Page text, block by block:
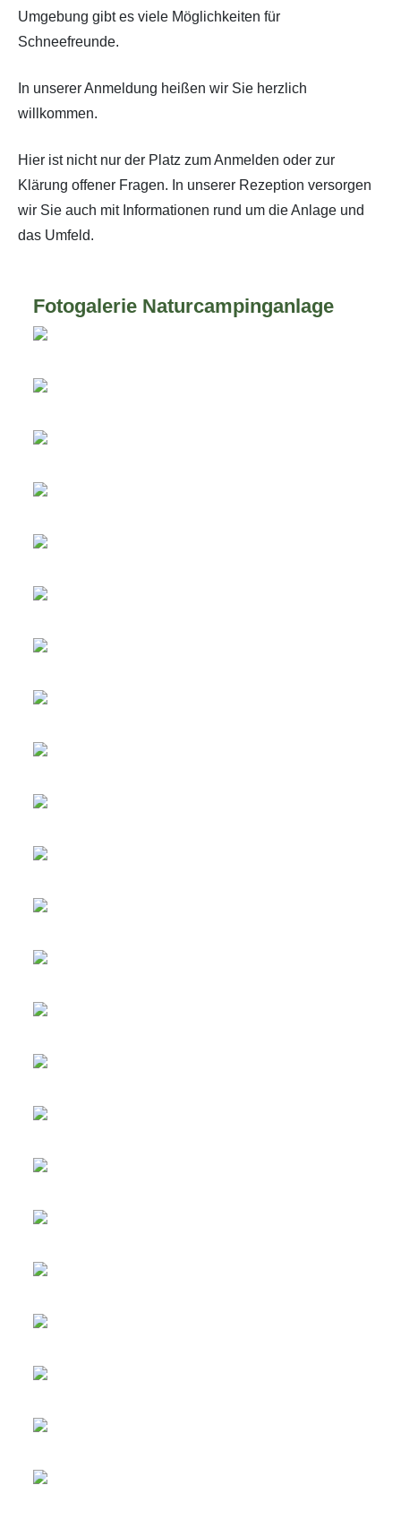
Umgebung gibt es viele Möglichkeiten für
Schneefreunde.
In unserer Anmeldung heißen wir Sie herzlich
willkommen.
Hier ist nicht nur der Platz zum Anmelden oder zur
Klärung offener Fragen. In unserer Rezeption versorgen
wir Sie auch mit Informationen rund um die Anlage und
das Umfeld.
Fotogalerie Naturcampinganlage